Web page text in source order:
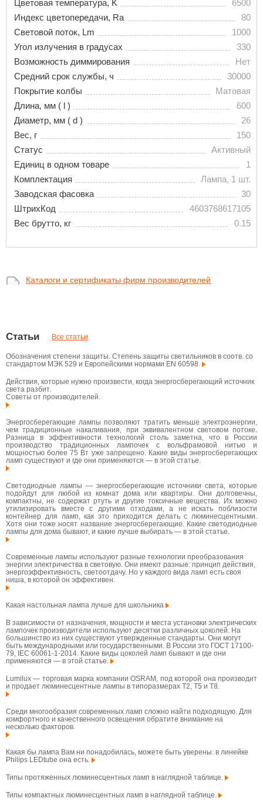
Цветовая температура, K
6500
Индекс цветопередачи, Ra
80
Световой поток, Lm
1000
Угол излучения в градусах
330
Возможность диммирования
Нет
Средний срок службы, ч
30000
Покрытие колбы
Матовая
Длина, мм ( l )
600
Диаметр, мм ( d )
26
Вес, г
150
Статус
Активный
Единиц в одном товаре
1
Комплектация
Лампа, 1 шт.
Заводская фасовка
30
ШтрихКод
4603768617105
Вес брутто, кг
0.15
Каталоги и сертификаты фирм производителей
Статьи Все статьи
Обозначения степени защиты. Степень защиты светильников в соотв. со
стандартом МЭК 529 и Европейскими нормами EN 60598.
Действия, которые нужно произвести, когда энергосберегающий источник
света разбит.
Советы от производителей.
Энергосберегающие лампы позволяют тратить меньше электроэнергии,
чем традиционные накаливания, при эквивалентном световом потоке.
Разница в эффективности технологий столь заметна, что в России
производство традиционных лампочек с вольфрамовой нитью и
мощностью более 75 Вт уже запрещено. Какие виды энергосберегающих
ламп существуют и где они применяются — в этой статье.
Светодиодные лампы — энергосберегающие источники света, которые
подойдут для любой из комнат дома или квартиры. Они долговечны,
компактны, не содержат ртуть и другие токсичные вещества. Их можно
утилизировать вместе с другими отходами, а не искать поблизости
контейнер для ламп, как это приходится делать с люминесцентными.
Хотя они тоже носят название энергосберегающие. Какие светодиодные
лампы для дома бывают, и какие лучше выбирать — в этой статье.
Современные лампы используют разные технологии преобразования
энергии электричества в световую. Они имеют разные: принцип действия,
энергоэффективность, светоотдачу. Но у каждого вида ламп есть своя
ниша, в которой он эффективен.
Какая настольная лампа лучше для школьника
В зависимости от назначения, мощности и места установки электрических
лампочек производители используют десятки различных цоколей. На
большинство из них существуют утвержденные стандарты. Они могут
быть международными или государственными. В России это ГОСТ 17100-
79, IEC 60061-1-2014. Какие виды цоколей ламп бывают и где они
применяются — в этой статье.
Lumilux — торговая марка компании OSRAM, под которой она производит
и продает люминесцентные лампы в типоразмерах T2, T5 и T8.
Среди многообразия современных ламп сложно найти подходящую. Для
комфортного и качественного освещения обратите внимание на
несколько факторов.
Какая бы лампа Вам ни понадобилась, можете быть уверены: в линейке
Philips LEDtube она есть.
Типы протяженных люминесцентных ламп в наглядной таблице.
Типы компактных люминесцентных ламп в наглядной таблице.